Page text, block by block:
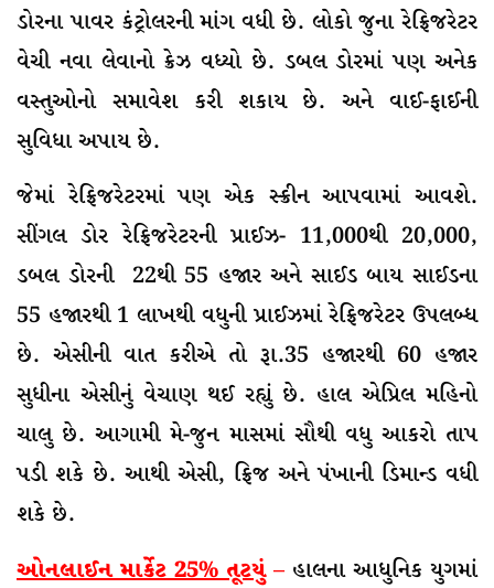
ડોરના પાવર કંટ્રોલરની માંગ વધી છે. લોકો જુના રેફ્રિજરેટર
વેચી નવા લેવાનો ક્રેઝ વધ્યો છે. ડબલ ડોરમાં પણ અનેક
વસ્તુઓનો સમાવેશ કરી શકાય છે. અને વાઈ-ફાઈની
સુવિધા અપાય છે.
જેમાં રેફ્રિજરેટરમાં પણ એક સ્ક્રીન આપવામાં આવશે.
સીંગલ ડોર રેફ્રિજરેટરની પ્રાઈઝ- 11,000થી 20,000,
ડબલ ડોરની 22થી 55 હજાર અને સાઈડ બાય સાઈડના
55 હજારથી 1 લાખથી વધુની પ્રાઈઝમાં રેફ્રિજરેટર ઉપલબ્ધ
છે. એસીની વાત કરીએ તો રૂા.35 હજારથી 60 હજાર
સુધીના એસીનું વેચાણ થઈ રહ્યું છે. હાલ એપ્રિલ મહિનો
ચાલુ છે. આગામી મે-જુન માસમાં સૌથી વધુ આકરો તાપ
પડી શકે છે. આથી એસી, ફ્રિજ અને પંખાની ડિમાન્ડ વધી
શકે છે.
ઓનલાઈન માર્કેટ 25% તૂટયું–હાલના આધુનિક યુગમાં